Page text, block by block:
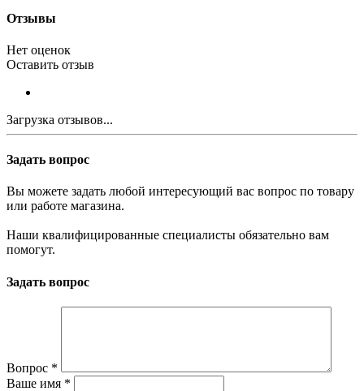
Отзывы
Нет оценок
Оставить отзыв
Загрузка отзывов...
Задать вопрос
Вы можете задать любой интересующий вас вопрос по товару
или работе магазина.
Наши квалифицированные специалисты обязательно вам
помогут.
Задать вопрос
Вопрос *
Ваше имя *